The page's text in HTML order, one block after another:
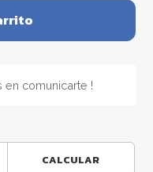
en comunicarte !
CALCULAR